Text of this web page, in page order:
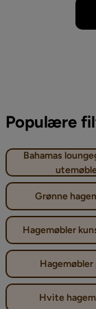
Populære
Bahamas
Grønne
Hagemøbler
Hagemøbler
Hvite